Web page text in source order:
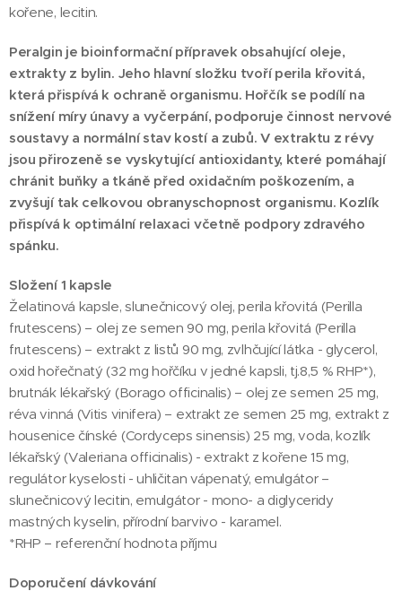
kořene, lecitin.
Peralgin je bioinformační přípravek obsahující oleje,
extrakty z bylin. Jeho hlavní složku tvoří perila křovitá,
která přispívá k ochraně organismu. Hořčík se podílí na
snížení míry únavy a vyčerpání, podporuje činnost nervové
soustavy a normální stav kostí a zubů. V extraktu z révy
jsou přirozeně se vyskytující antioxidanty, které pomáhají
chránit buňky a tkáně před oxidačním poškozením, a
zvyšují tak celkovou obranyschopnost organismu. Kozlík
přispívá k optimální relaxaci včetně podpory zdravého
spánku.
Složení 1 kapsle
Želatinová kapsle, slunečnicový olej, perila křovitá (Perilla
frutescens) – olej ze semen 90 mg, perila křovitá (Perilla
frutescens) – extrakt z listů 90 mg, zvlhčující látka - glycerol,
oxid hořečnatý (32 mg hořčíku v jedné kapsli, tj.8,5 % RHP*),
brutnák lékařský (Borago officinalis) – olej ze semen 25 mg,
réva vinná (Vitis vinifera) – extrakt ze semen 25 mg, extrakt z
housenice čínské (Cordyceps sinensis) 25 mg, voda, kozlík
lékařský (Valeriana officinalis) - extrakt z kořene 15 mg,
regulátor kyselosti - uhličitan vápenatý, emulgátor –
slunečnicový lecitin, emulgátor - mono- a diglyceridy
mastných kyselin, přírodní barvivo - karamel.
*RHP – referenční hodnota příjmu
Doporučení dávkování